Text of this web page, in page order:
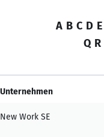
A B C D E
Q R
Unternehmen
New Work SE